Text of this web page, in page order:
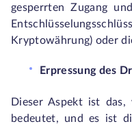
gesperrten Zugang
Kryptowährung) oder
Erpressung des
Dieser Aspekt ist
bedeutet, und es ist